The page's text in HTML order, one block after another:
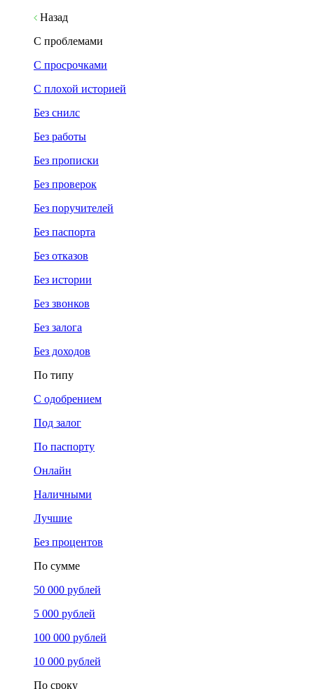
Назад
С проблемами
С просрочками
С плохой историей
Без снилс
Без работы
Без прописки
Без проверок
Без поручителей
Без паспорта
Без отказов
Без истории
Без звонков
Без залога
Без доходов
По типу
С одобрением
Под залог
По паспорту
Онлайн
Наличными
Лучшие
Без процентов
По сумме
50 000 рублей
5 000 рублей
100 000 рублей
10 000 рублей
По сроку